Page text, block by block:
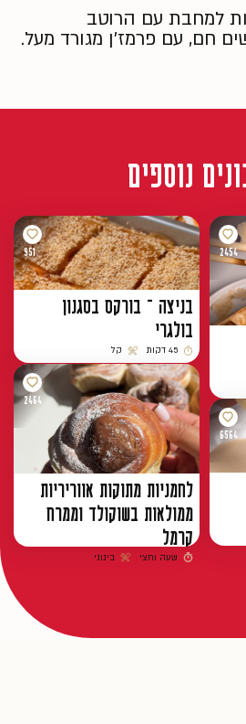
למחבת עם הרוטב
חם, עם פרמז’ן מגורד מעל.
נוספים
2454
951
בניצה – בורקס בסגנון
בולגרי
זמן הכנה
45 דקות
רמת קושי
קל
6564
2464
לחמניות מתוקות אווריריות
ממולאות בשוקולד וממרח
קרמל
זמן הכנה
שעה וחצי
רמת קושי
בינוני